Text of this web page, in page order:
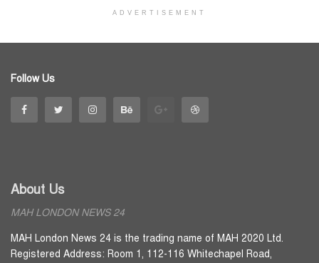
ADVERTISEMENT
Follow Us
About Us
MAH LONDON NEWS 24
MAH London News 24 is the trading name of MAH 2020 Ltd.
Registered Address: Room 1, 112-116 Whitechapel Road,